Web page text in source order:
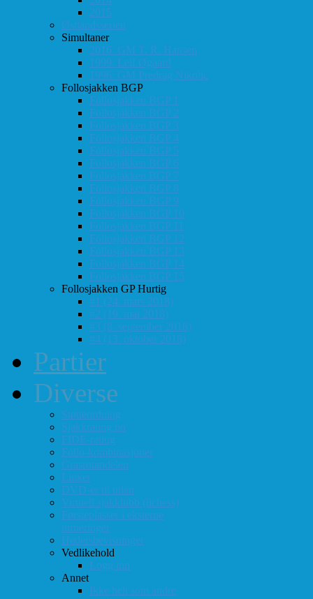
2015
Østlandsserien
Simultaner
2016: GM T. R. Hansen
1999: Leif Øgaard
1996: GM Predrag Nikolic
Follosjakken BGP
Follosjakken BGP 1
Follosjakken BGP 2
Follosjakken BGP 3
Follosjakken BGP 4
Follosjakken BGP 5
Follosjakken BGP 6
Follosjakken BGP 7
Follosjakken BGP 8
Follosjakken BGP 9
Follosjakken BGP 10
Follosjakken BGP 11
Follosjakken BGP 12
Follosjakken BGP 13
Follosjakken BGP 14
Follosjakken BGP 15
Follosjakken GP Hurtig
#1 (24. mars 2018)
#2 (19. mai 2018)
#3 (8. september 2018)
#4 (13. oktober 2018)
Partier
Diverse
Støtteordning
Sjakkrating.no
FIDE-rating
Follo-kombinasjoner
Grasrotandelen
Linker
DVD-er til utlån
Virtuell sjakklubb (lichess)
Førsteplasser i eksterne
turneringer
Hedersbevisninger
Vedlikehold
Logg inn
Annet
Ikke helt som andre